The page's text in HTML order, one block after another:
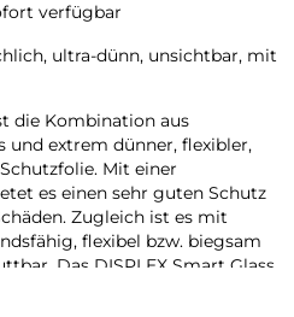
verfügbar
ultra-dünn, unsichtbar, mit
die Kombination aus
und extrem dünner, flexibler,
Mit einer
es einen sehr guten Schutz
Zugleich ist es mit
flexibel bzw. biegsam
Das DISPLEX Smart Glass
in unserer